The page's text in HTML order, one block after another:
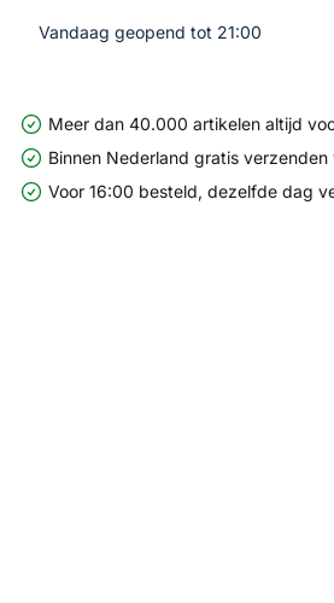
Vandaag geopend tot 21:00
Meer dan 40.000 artikelen altijd
Binnen Nederland gratis
Voor 16:00 besteld, dezelfde dag